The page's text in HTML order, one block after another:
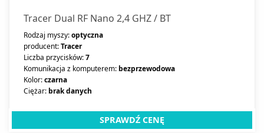
Tracer Dual RF Nano 2,4 GHZ / BT
Rodzaj myszy:optyczna
producent:Tracer
Liczba przycisków:7
Komunikacja z komputerem: bezprzewodowa
Kolor:czarna
Ciężar: brak danych
SPRAWDŹ CENĘ